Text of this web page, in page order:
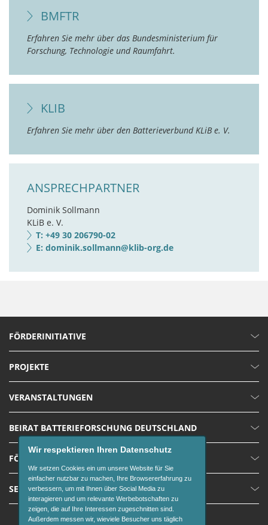
BMFTR
Erfahren Sie mehr über das Bundesministerium für
Forschung, Technologie und Raumfahrt.
KLIB
Erfahren Sie mehr über den Batterieverbund KLiB e. V.
ANSPRECHPARTNER
Dominik Sollmann
KLiB e. V.
T: +49 30 206790-02
E: dominik.sollmann@klib-org.de
FÖRDERINITIATIVE
PROJEKTE
VERANSTALTUNGEN
BEIRAT BATTERIEFORSCHUNG DEUTSCHLAND
FÖRDERUNGEN
SERVICE
Wir respektieren Ihren Datenschutz
Wir setzen Cookies ein um unsere Website für Sie
einfacher nutzbar zu machen, Ihre Browsererfahrung zu
verbessern, um mit Ihnen über Social Media zu
interagieren und um relevante Werbebotschaften zu
zeigen, die auf Ihre Interessen zugeschnitten sind.
Außerdem messen wir, wieviele Besucher uns täglich